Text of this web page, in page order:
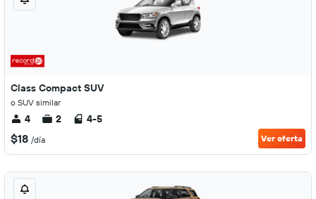
Class Compact SUV
o SUV similar
4 2 4-5
$18 /día Ver oferta